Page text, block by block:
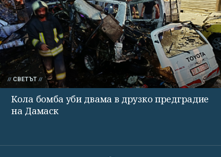
СВЕТЪТ
Кола бомба уби двама в друзко предградие
на Дамаск